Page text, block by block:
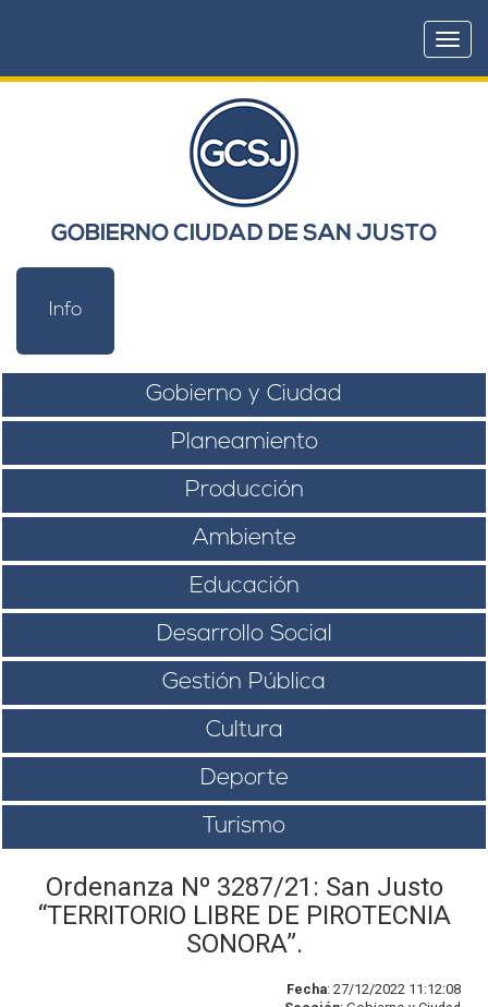
GOBIERNO CIUDAD DE SAN JUSTO
Info
Gobierno y Ciudad
Planeamiento
Producción
Ambiente
Educación
Desarrollo Social
Gestión Pública
Cultura
Deporte
Turismo
Ordenanza Nº 3287/21: San Justo
“TERRITORIO LIBRE DE PIROTECNIA
SONORA”.
Fecha: 27/12/2022 11:12:08